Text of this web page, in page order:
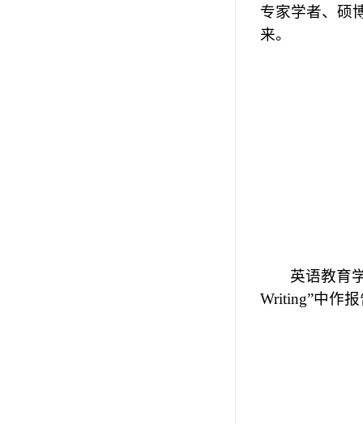
专家学者、硕
来。
英语教育
Writing”中作